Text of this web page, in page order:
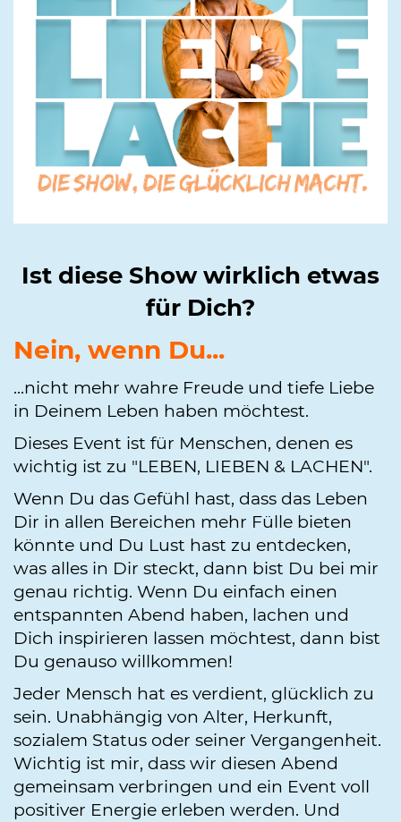
Ist diese Show wirklich etwas
für Dich?
Nein, wenn Du...
...nicht mehr wahre Freude und tiefe Liebe
in Deinem Leben haben möchtest.
Dieses Event ist für Menschen, denen es
wichtig ist zu "LEBEN, LIEBEN & LACHEN".
Wenn Du das Gefühl hast, dass das Leben
Dir in allen Bereichen mehr Fülle bieten
könnte und Du Lust hast zu entdecken,
was alles in Dir steckt, dann bist Du bei mir
genau richtig. Wenn Du einfach einen
entspannten Abend haben, lachen und
Dich inspirieren lassen möchtest, dann bist
Du genauso willkommen!
Jeder Mensch hat es verdient, glücklich zu
sein. Unabhängig von Alter, Herkunft,
sozialem Status oder seiner Vergangenheit.
Wichtig ist mir, dass wir diesen Abend
gemeinsam verbringen und ein Event voll
positiver Energie erleben werden. Und